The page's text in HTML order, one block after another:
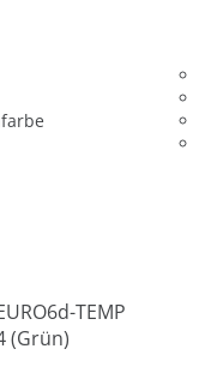
TEMP
(Grün)